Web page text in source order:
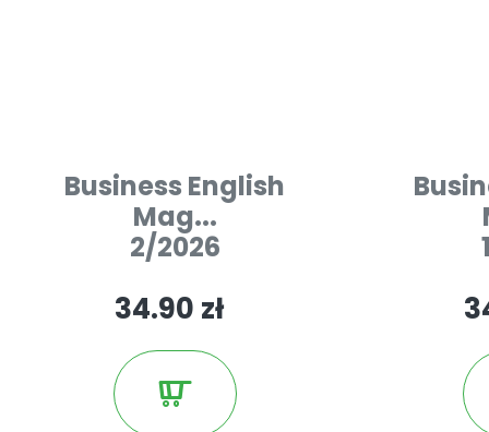
Business English
Mag...
2/2026
34.90 zł